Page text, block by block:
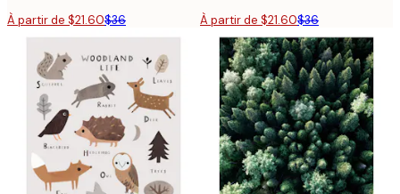
À partir de $21.60$36 À partir de $21.60$36